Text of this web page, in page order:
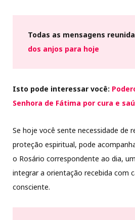
Todas as mensagens
dos anjos para hoje
Isto pode interessar você:
Senhora de Fátima por cura e
Se hoje você sente necessidade de
proteção espiritual, pode
o Rosário correspondente ao dia,
integrar a orientação recebida com
consciente.